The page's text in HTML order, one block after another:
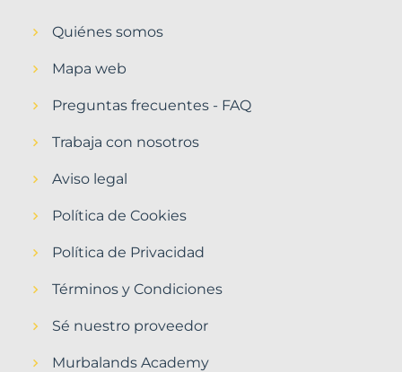
Quiénes somos
Mapa web
Preguntas frecuentes - FAQ
Trabaja con nosotros
Aviso legal
Política de Cookies
Política de Privacidad
Términos y Condiciones
Sé nuestro proveedor
Murbalands Academy